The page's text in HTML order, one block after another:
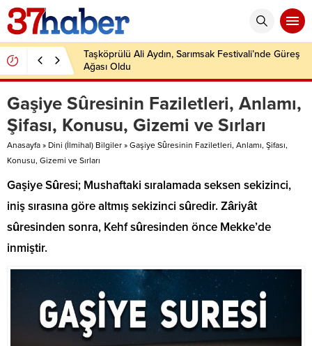
Taşköprülü Ali Aydın, Sarımsak Festivali’nde Güreş
Ağası Oldu
Gaşiye Sûresinin Faziletleri, Anlamı,
Şifası, Konusu, Gizemi ve Sırları
Anasayfa » Dini (İlmihal) Bilgiler » Gaşiye Sûresinin Faziletleri, Anlamı, Şifası,
Konusu, Gizemi ve Sırları
Gaşiye Sûresi; Mushaftaki sıralamada seksen sekizinci,
iniş sırasına göre altmış sekizinci sûredir. Zâriyât
sûresinden sonra, Kehf sûresinden önce Mekke’de
inmiştir.